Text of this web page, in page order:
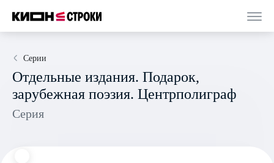
Серии
Отдельные издания. Подарок,
зарубежная поэзия. Центрполиграф
Серия